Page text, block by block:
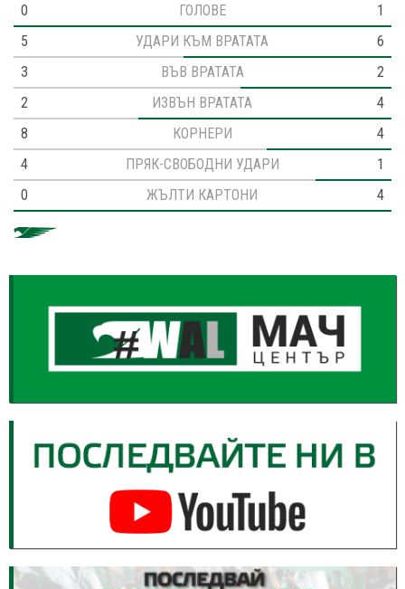
0 ГОЛОВЕ
1
5
УДАРИ КЪМ ВРАТАТА
6
3
ВЪВ ВРАТАТА
2
2
ИЗВЪН ВРАТАТА
4
8
КОРНЕРИ
4
4
ПРЯК-СВОБОДНИ УДАРИ
1
0
ЖЪЛТИ КАРТОНИ 4